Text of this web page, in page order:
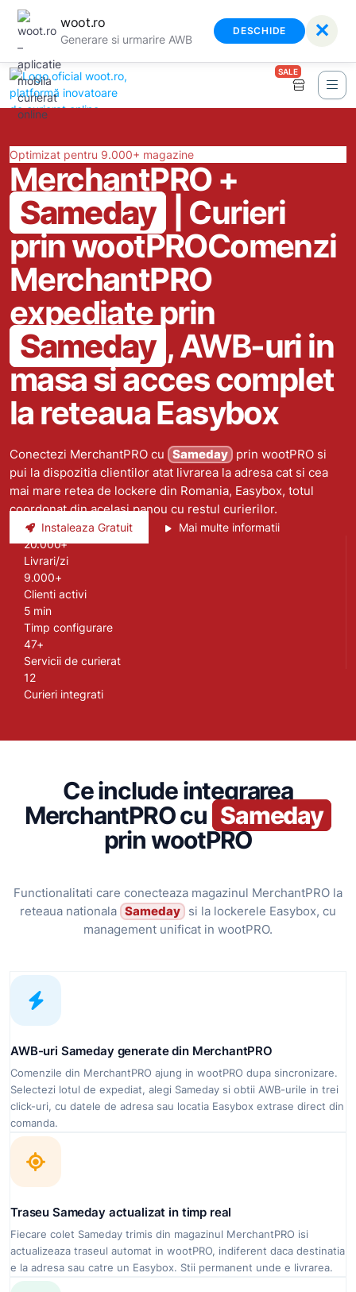
woot.ro
Generare si urmarire AWB
DESCHIDE ✕
SALE
Optimizat pentru 9.000+ magazine
MerchantPRO +
Sameday
| Curieri
prin wootPROComenzi
MerchantPRO
expediate prin
Sameday , AWB-uri in
masa si acces complet
la reteaua Easybox
Conectezi MerchantPRO cu Sameday
prin wootPRO si
pui la dispozitia clientilor atat livrarea la adresa cat si cea
mai mare retea de lockere din Romania, Easybox, totul
coordonat din acelasi panou cu restul curierilor.
Instaleaza Gratuit
Mai multe informatii
20.000+
Livrari/zi
9.000+
Clienti activi
5 min
Timp configurare
47+
Servicii de curierat
12
Curieri integrati
Ce include integrarea
MerchantPRO cu Sameday
prin wootPRO
Functionalitati care conecteaza magazinul MerchantPRO la
reteaua nationala Sameday
si la lockerele Easybox, cu
management unificat in wootPRO.
AWB-uri Sameday generate din MerchantPRO
Comenzile din MerchantPRO ajung in wootPRO dupa sincronizare.
Selectezi lotul de expediat, alegi Sameday si obtii AWB-urile in trei
click-uri, cu datele de adresa sau locatia Easybox extrase direct din
comanda.
Traseu Sameday actualizat in timp real
Fiecare colet Sameday trimis din magazinul MerchantPRO isi
actualizeaza traseul automat in wootPRO, indiferent daca destinatia
e la adresa sau catre un Easybox. Stii permanent unde e livrarea.